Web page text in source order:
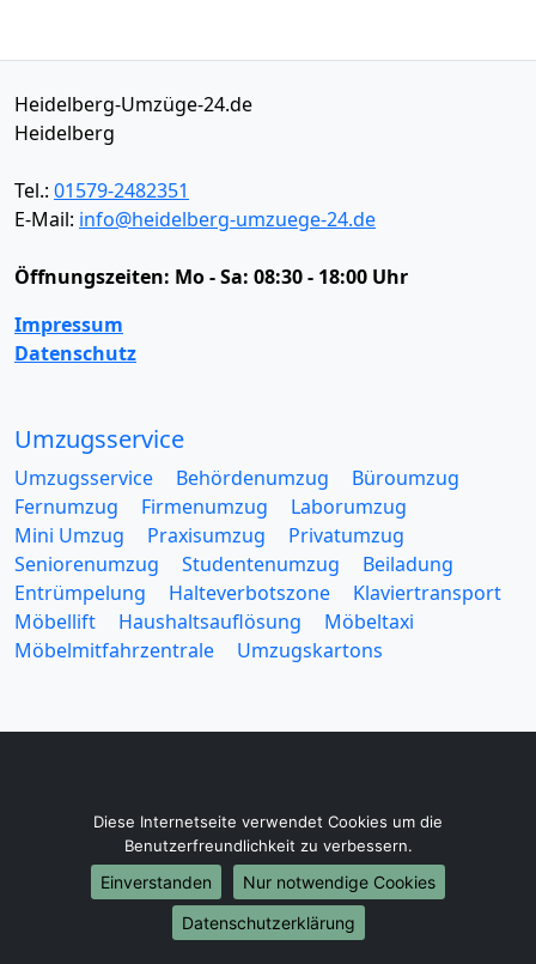
Heidelberg-Umzüge-24.de
Heidelberg
Tel.: 01579-2482351
E-Mail: info@heidelberg-umzuege-24.de
Öffnungszeiten: Mo - Sa: 08:30 - 18:00 Uhr
Impressum
Datenschutz
Umzugsservice
Umzugsservice Behördenumzug
Büroumzug
Fernumzug
Firmenumzug
Laborumzug
Mini Umzug
Praxisumzug
Privatumzug
Seniorenumzug
Studentenumzug
Beiladung
Entrümpelung
Halteverbotszone
Klaviertransport
Möbellift
Haushaltsauflösung
Möbeltaxi
Möbelmitfahrzentrale
Umzugskartons
Umzug von Heidelberg nach Belarus
Umzug von Heidelberg nach Belgien
Umzug von Heidelberg nach Bulgarien
Umzug von Heidelberg nach Dänemark
Diese Internetseite verwendet Cookies um die
Benutzerfreundlichkeit zu verbessern.
Einverstanden
Nur notwendige Cookies
Datenschutzerklärung